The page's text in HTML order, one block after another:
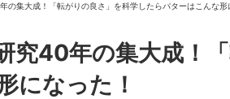
の集大成！「転がりの良さ」を科学したらパターはこんな形
究40年の集大成！
になった！